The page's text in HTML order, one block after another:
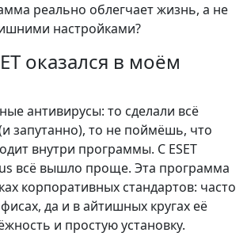
реально облегчает жизнь, а не
настройками?
оказался в моём
антивирусы: то сделали всё
запутанно), то не поймёшь, что
внутри программы. С ESET
всё вышло проще. Эта программа
корпоративных стандартов: часто
да и в айтишных кругах её
и простую установку.